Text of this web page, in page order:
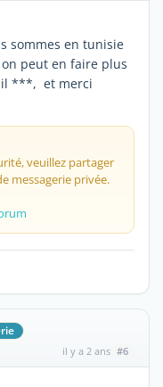
sommes en tunisie
peut en faire plus
***, et merci
veuillez partager
messagerie privée.
il y a 2 ans #6